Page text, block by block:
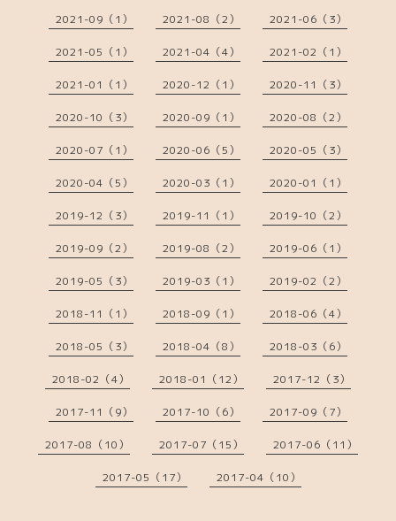
2021-09（1） 2021-08（2） 2021-06（3）
2021-05（1） 2021-04（4） 2021-02（1）
2021-01（1） 2020-12（1） 2020-11（3）
2020-10（3） 2020-09（1） 2020-08（2）
2020-07（1） 2020-06（5） 2020-05（3）
2020-04（5） 2020-03（1） 2020-01（1）
2019-12（3） 2019-11（1） 2019-10（2）
2019-09（2） 2019-08（2） 2019-06（1）
2019-05（3） 2019-03（1） 2019-02（2）
2018-11（1） 2018-09（1） 2018-06（4）
2018-05（3） 2018-04（8） 2018-03（6）
2018-02（4） 2018-01（12） 2017-12（3）
2017-11（9） 2017-10（6） 2017-09（7）
2017-08（10） 2017-07（15） 2017-06（11）
2017-05（17） 2017-04（10）